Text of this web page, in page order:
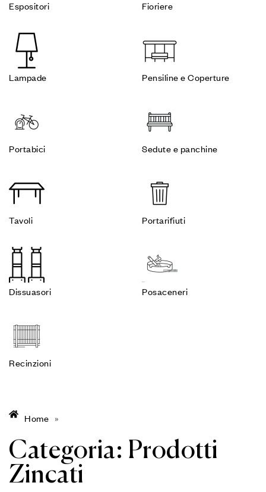
Espositori Fioriere
Lampade Pensiline e Coperture
Portabici Sedute e panchine
Tavoli Portarifiuti
Dissuasori Posaceneri
Recinzioni
Home »
Categoria: Prodotti
Zincati